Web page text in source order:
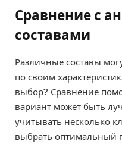
Сравнение с
составами
Различные составы
по своим
выбор? Сравнение
вариант может быть
учитывать несколько
выбрать оптимальный